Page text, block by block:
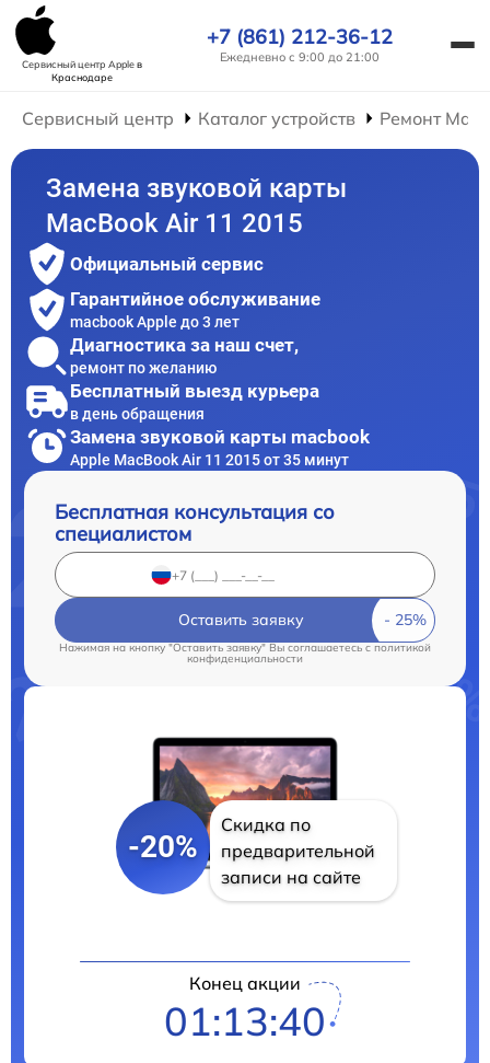
Сервисный центр Appleв
Краснодаре
+7 (861) 212-36-12
Ежедневно с 9:00 до 21:00
Сервисный центр Каталог устройств Ремонт
Замена звуковой карты
MacBook Air 11 2015
Официальный сервис
Гарантийное обслуживание
macbook Apple до 3 лет
Диагностика за наш счет,
ремонт по желанию
Бесплатный выезд курьера
в день обращения
Замена звуковой карты macbook
Apple MacBook Air 11 2015 от 35 минут
Бесплатная консультация со
специалистом
Оставить заявку
Нажимая на кнопку "Оставить заявку" Вы соглашаетесь cполитикой
конфиденциальности
-20%
Скидка по
предварительной
записи на сайте
Конец акции
01:13:39